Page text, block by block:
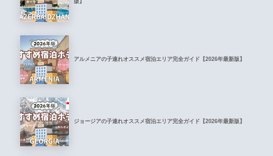
版】
アルメニアの子連れオススメ宿泊エリア完全ガイド【2026年最新版】
ジョージアの子連れオススメ宿泊エリア完全ガイド【2026年最新版】